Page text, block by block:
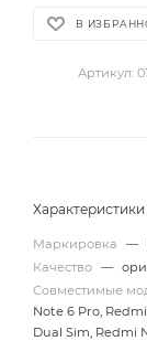
В
Артикул:
Характеристики
Маркировка —
Качество —
Совместимые
Note 6 Pro,
Dual Sim, Redmi